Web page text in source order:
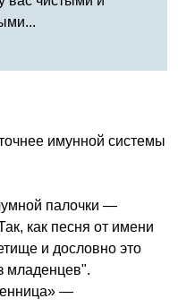
имунной системы
палочки —
как песня от имени
и дословно это
младенцев".
—